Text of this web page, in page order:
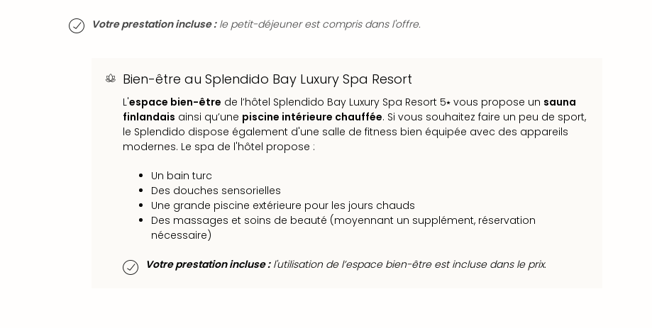
Votre prestation incluse :le petit-déjeuner est compris dans l'offre.
Bien-être au Splendido Bay Luxury Spa Resort
L'espace bien-être de l’hôtel Splendido Bay Luxury Spa Resort 5⭑ vous propose un sauna
finlandais ainsi qu’une piscine intérieure chauffée. Si vous souhaitez faire un peu de sport,
le Splendido dispose également d'une salle de fitness bien équipée avec des appareils
modernes. Le spa de l'hôtel propose :
Un bain turc
Des douches sensorielles
Une grande piscine extérieure pour les jours chauds
Des massages et soins de beauté (moyennant un supplément, réservation
nécessaire)
Votre prestation incluse :l'utilisation de l’espace bien-être est incluse dans le prix.